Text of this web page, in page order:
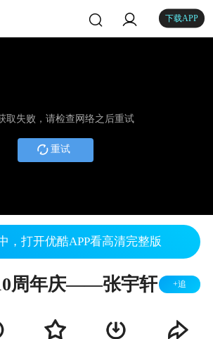
下载APP
取失败，请检查网络之后重试
重试
，打开优酷APP看高清完整版
周年庆——张宇轩 +追